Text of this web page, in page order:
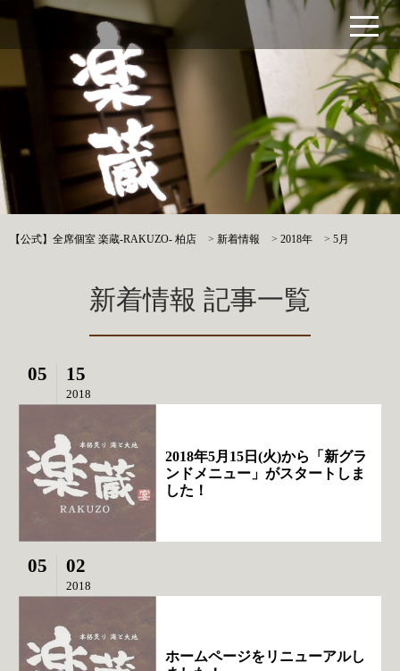
【公式】全席個室 楽蔵‐RAKUZO‐ 柏店 >新着情報 >2018年 >5月
新着情報 記事一覧
05 15
2018
2018年5月15日(火)から「新グラ
ンドメニュー」がスタートしま
した！
05 02
2018
ホームページをリニューアルし